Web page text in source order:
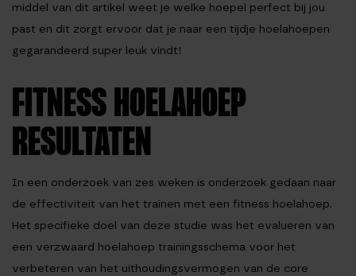
middel van dit artikel weet je welke hoepel perfect bij jou
past en dit zorgt ervoor dat je naar een tijdje hoelahoepen
gegarandeerd super leuk vindt!
FITNESS HOELAHOEP
RESULTATEN
In een onderzoek van zes weken is onderzoek gedaan naar
de effectiviteit van het trainen met een fitness hoelahoep.
Het specifieke doel van deze studie was het evalueren van
een verzwaard hoelahoep trainingsschema voor het
verbeteren van het uithoudingsvermogen van de core